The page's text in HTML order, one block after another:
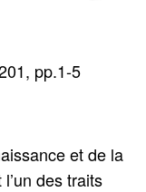
pp.1-5
et de la
des traits